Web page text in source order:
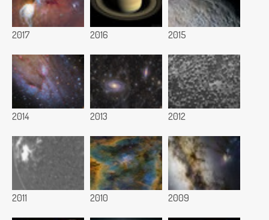
2017 2016 2015
2014 2013 2012
2011 2010 2009